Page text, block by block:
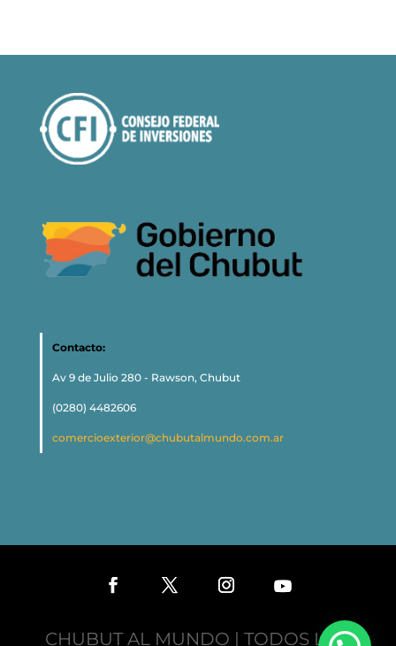
Contacto:
Av 9 de Julio 280 - Rawson, Chubut
(0280) 4482606
comercioexterior@chubutalmundo.com.ar
CHUBUT AL MUNDO | TODOS LOS